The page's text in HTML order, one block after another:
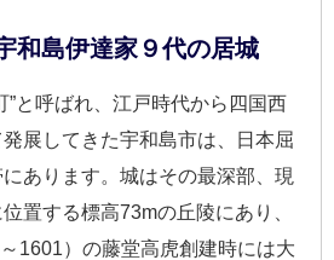
島伊達家９代の居城
”と呼ばれ、江戸時代から四国西
展してきた宇和島市は、日本屈
あります。城はその最深部、現
置する標高73mの丘陵にあり、
1601）の藤堂高虎創建時には大